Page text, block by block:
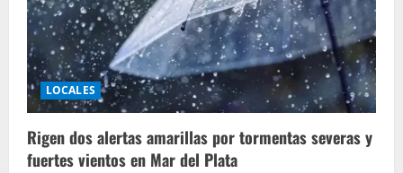
LOCALES
Rigen dos alertas amarillas por tormentas severas y
fuertes vientos en Mar del Plata